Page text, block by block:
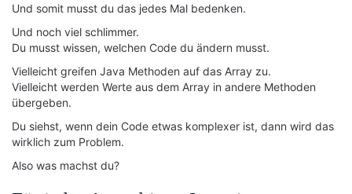
Und somit musst du das jedes Mal bedenken.
Und noch viel schlimmer.
Du musst wissen, welchen Code du ändern musst.
Vielleicht greifen Java Methoden auf das Array zu.
Vielleicht werden Werte aus dem Array in andere Methoden
übergeben.
Du siehst, wenn dein Code etwas komplexer ist, dann wird das
wirklich zum Problem.
Also was machst du?